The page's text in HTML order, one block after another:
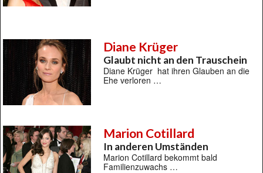
Diane Krüger
Glaubt nicht an den Trauschein
Diane Krüger hat ihren Glauben an die
Ehe verloren …
Marion Cotillard
In anderen Umständen
Marion Cotillard bekommt bald
Familienzuwachs …